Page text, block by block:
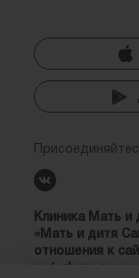
Клиника Мать и
«Мать и дитя
отношения к
peterburg.ru и